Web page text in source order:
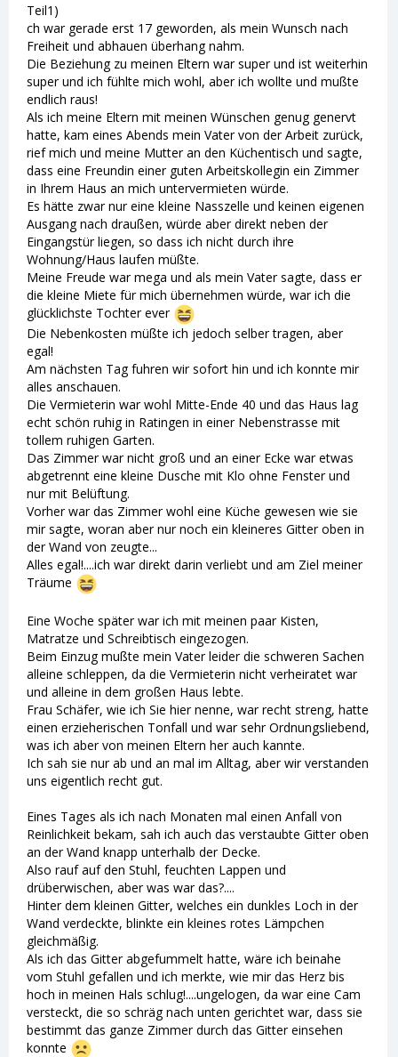
Teil1)
ch war gerade erst 17 geworden, als mein Wunsch nach
Freiheit und abhauen überhang nahm.
Die Beziehung zu meinen Eltern war super und ist weiterhin
super und ich fühlte mich wohl, aber ich wollte und mußte
endlich raus!
Als ich meine Eltern mit meinen Wünschen genug genervt
hatte, kam eines Abends mein Vater von der Arbeit zurück,
rief mich und meine Mutter an den Küchentisch und sagte,
dass eine Freundin einer guten Arbeitskollegin ein Zimmer
in Ihrem Haus an mich untervermieten würde.
Es hätte zwar nur eine kleine Nasszelle und keinen eigenen
Ausgang nach draußen, würde aber direkt neben der
Eingangstür liegen, so dass ich nicht durch ihre
Wohnung/Haus laufen müßte.
Meine Freude war mega und als mein Vater sagte, dass er
die kleine Miete für mich übernehmen würde, war ich die
glücklichste Tochter ever
Die Nebenkosten müßte ich jedoch selber tragen, aber
egal!
Am nächsten Tag fuhren wir sofort hin und ich konnte mir
alles anschauen.
Die Vermieterin war wohl Mitte-Ende 40 und das Haus lag
echt schön ruhig in Ratingen in einer Nebenstrasse mit
tollem ruhigen Garten.
Das Zimmer war nicht groß und an einer Ecke war etwas
abgetrennt eine kleine Dusche mit Klo ohne Fenster und
nur mit Belüftung.
Vorher war das Zimmer wohl eine Küche gewesen wie sie
mir sagte, woran aber nur noch ein kleineres Gitter oben in
der Wand von zeugte...
Alles egal!....ich war direkt darin verliebt und am Ziel meiner
Träume
Eine Woche später war ich mit meinen paar Kisten,
Matratze und Schreibtisch eingezogen.
Beim Einzug mußte mein Vater leider die schweren Sachen
alleine schleppen, da die Vermieterin nicht verheiratet war
und alleine in dem großen Haus lebte.
Frau Schäfer, wie ich Sie hier nenne, war recht streng, hatte
einen erzieherischen Tonfall und war sehr Ordnungsliebend,
was ich aber von meinen Eltern her auch kannte.
Ich sah sie nur ab und an mal im Alltag, aber wir verstanden
uns eigentlich recht gut.
Eines Tages als ich nach Monaten mal einen Anfall von
Reinlichkeit bekam, sah ich auch das verstaubte Gitter oben
an der Wand knapp unterhalb der Decke.
Also rauf auf den Stuhl, feuchten Lappen und
drüberwischen, aber was war das?....
Hinter dem kleinen Gitter, welches ein dunkles Loch in der
Wand verdeckte, blinkte ein kleines rotes Lämpchen
gleichmäßig.
Als ich das Gitter abgefummelt hatte, wäre ich beinahe
vom Stuhl gefallen und ich merkte, wie mir das Herz bis
hoch in meinen Hals schlug!....ungelogen, da war eine Cam
versteckt, die so schräg nach unten gerichtet war, dass sie
bestimmt das ganze Zimmer durch das Gitter einsehen
konnte